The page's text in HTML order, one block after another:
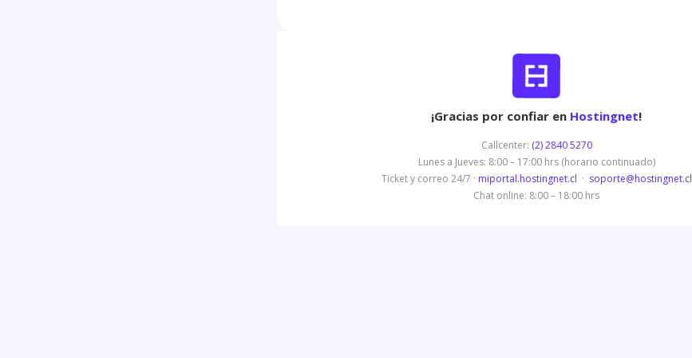
¡Gracias por confiar en Hostingnet!
Callcenter: (2) 2840 5270
Lunes a Jueves: 8:00 – 17:00 hrs (horario continuado)
Ticket y correo 24/7 · miportal.hostingnet.cl · soporte@hostingnet.cl
Chat online: 8:00 – 18:00 hrs